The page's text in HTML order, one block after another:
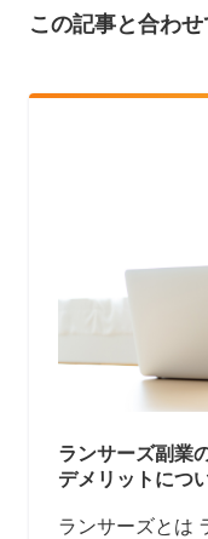
この記事と合わ
ランサーズ副業
デメリットにつ
ランサーズとは ランサーズとは、ランサーズ株